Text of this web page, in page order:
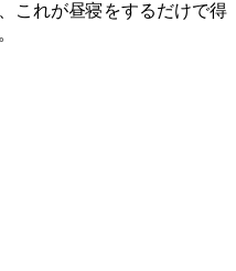
これが昼寝をするだけで得